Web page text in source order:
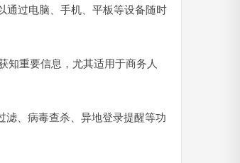
通过电脑、手机、平板等设备随时
知重要信息，尤其适用于商务人
滤、病毒查杀、异地登录提醒等功